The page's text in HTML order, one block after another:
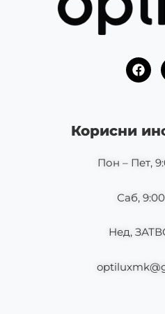
F
a
o
o
Корисни
Пон – Пет,
Саб,
Нед,